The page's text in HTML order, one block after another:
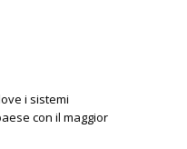
i sistemi
con il maggior